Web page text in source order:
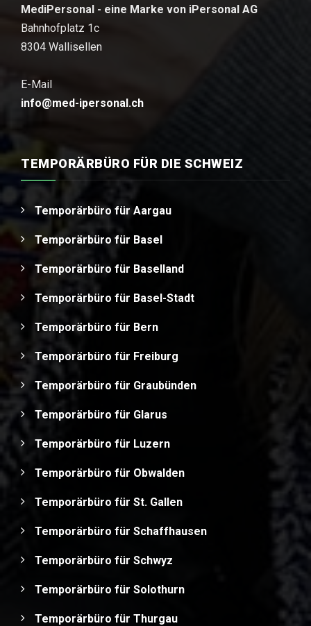
MediPersonal - eine Marke von iPersonal AG
Bahnhofplatz 1c
8304 Wallisellen
E-Mail
info@med-ipersonal.ch
TEMPORÄRBÜRO FÜR DIE SCHWEIZ
Temporärbüro für Aargau
Temporärbüro für Basel
Temporärbüro für Baselland
Temporärbüro für Basel-Stadt
Temporärbüro für Bern
Temporärbüro für Freiburg
Temporärbüro für Graubünden
Temporärbüro für Glarus
Temporärbüro für Luzern
Temporärbüro für Obwalden
Temporärbüro für St. Gallen
Temporärbüro für Schaffhausen
Temporärbüro für Schwyz
Temporärbüro für Solothurn
Temporärbüro für Thurgau